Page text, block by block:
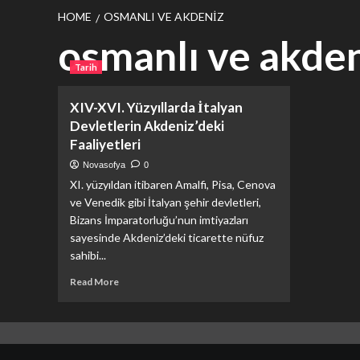
HOME OSMANLI VE AKDENIZ
osmanlı ve
Tarih
XIV-XVI. Yüzyıllarda İtalyan
Devletlerin Akdeniz’deki
Faaliyetleri
Novasofya 0
XI. yüzyıldan itibaren Amalfi, Pisa, Cenova
ve Venedik gibi İtalyan şehir devletleri,
Bizans İmparatorluğu’nun imtiyazları
sayesinde Akdeniz’deki ticarette nüfuz
sahibi...
Read MoreRead
XIV-